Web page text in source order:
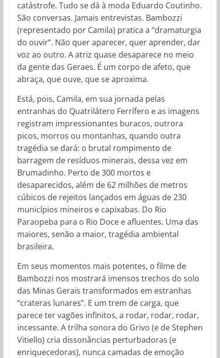
catástrofe. Tudo se dá à moda Eduardo Coutinho.
São conversas. Jamais entrevistas. Bambozzi
(representado por Camila) pratica a “dramaturgia
do ouvir”. Não quer aparecer, quer aprender, dar
voz ao outro. A atriz quase desaparece no meio
da gente das Geraes. É um corpo de afeto, que
abraça, que ouve, que se aproxima.
Está, pois, Camila, em sua jornada pelas
entranhas do Quatrilátero Ferrífero e as imagens
registram impressionantes buracos, outrora
picos, morros ou montanhas, quando outra
tragédia se dará: o brutal rompimento de
barragem de resíduos minerais, dessa vez em
Brumadinho. Perto de 300 mortos e
desaparecidos, além de 62 milhões de metros
cúbicos de rejeitos lançados em águas de 230
municípios mineiros e capixabas. Do Rio
Paraopeba para o Rio Doce e afluentes. Uma das
maiores, senão a maior, tragédia ambiental
brasileira.
Em seus momentos mais potentes, o filme de
Bambozzi nos mostrará imensos trechos do solo
das Minas Gerais transformados em estranhas
“crateras lunares”. E um trem de carga, que
parece ter vagões infinitos, a rodar, rodar, rodar,
incessante. A trilha sonora do Grivo (e de Stephen
Vitiello) cria dissonâncias perturbadoras (e
enriquecedoras), nunca camadas de emoção